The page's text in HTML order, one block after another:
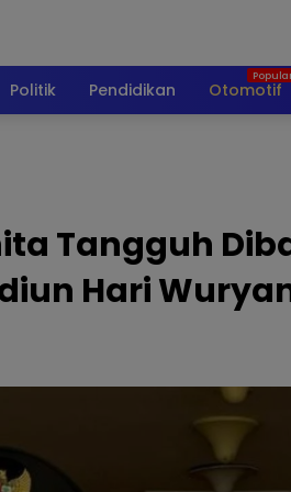
Politik Pendidikan Otomotif
Tangguh
Hari